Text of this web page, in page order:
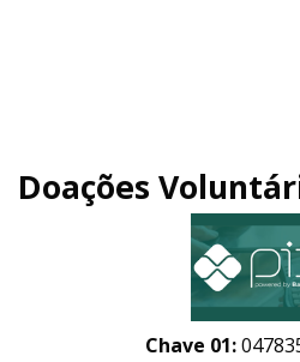
Doações
Chave 01: